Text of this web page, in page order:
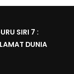
SIRI 7 :
DUNIA